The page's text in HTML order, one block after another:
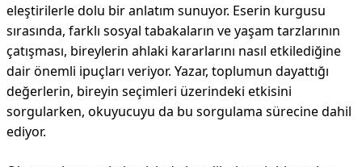
eleştirilerle dolu bir anlatım sunuyor. Eserin kurgusu
sırasında, farklı sosyal tabakaların ve yaşam tarzlarının
çatışması, bireylerin ahlaki kararlarını nasıl etkilediğine
dair önemli ipuçları veriyor. Yazar, toplumun dayattığı
değerlerin, bireyin seçimleri üzerindeki etkisini
sorgularken, okuyucuyu da bu sorgulama sürecine dahil
ediyor.